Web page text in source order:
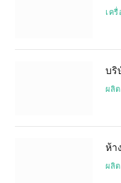
เค
บริ
ผลิ
ห้า
ผลิ